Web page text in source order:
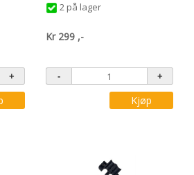
2 på lager
Kr 299 ,-
Kjøp